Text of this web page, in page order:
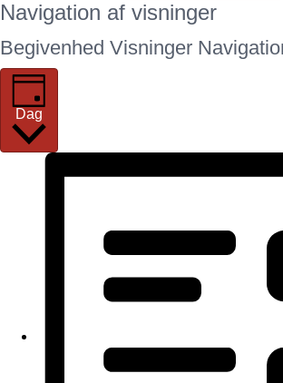
Begivenheder
for
1.
juli,
Navigation af visninger
Begivenhed Visninger
Dag